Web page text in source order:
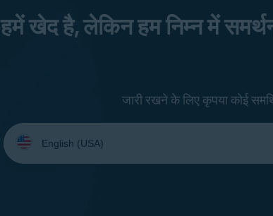
हमें खेद है, लेकिन हम निम्न में
जारी रखने के लिए कृपया कोई
Select
your
language: